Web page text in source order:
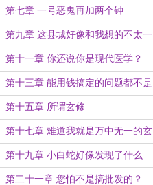
点花活？
第七章 一号恶鬼再加两个钟
第九章 这县城好像和我想的不太一
样
第十一章 你还说你是现代医学？
第十三章 能用钱搞定的问题都不是
问题
第十五章 所谓玄修
第十七章 难道我就是万中无一的玄
修奇才？
第十九章 小白蛇好像发现了什么
第二十一章 您怕不是搞批发的？